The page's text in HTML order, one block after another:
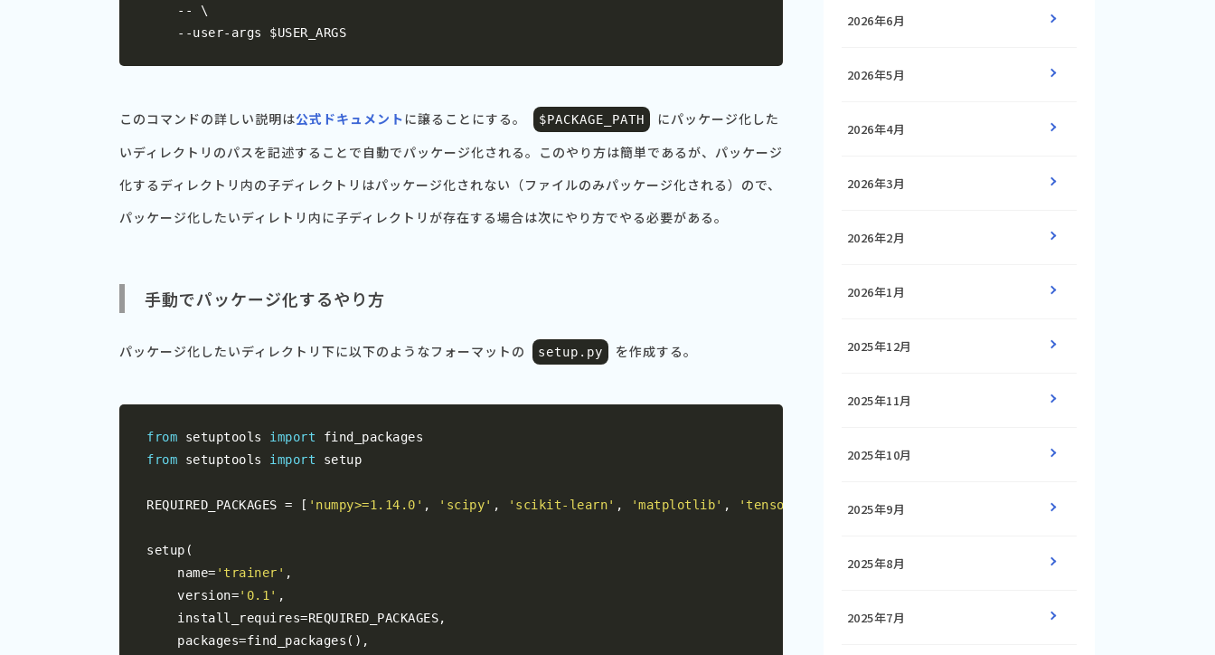
--
\
--user- args $USER_ARGS
このコマンドの詳しい説明は公式ドキュメントに譲ることにする。 $PACKAGE_PATH
にパッケージ化した
いディレクトリのパスを記述することで自動でパッケージ化される。このやり方は簡単であるが、パッケージ
化するディレクトリ内の子ディレクトリはパッケージ化されない（ファイルのみパッケージ化される）ので、
パッケージ化したいディレトリ内に子ディレクトリが存在する場合は次にやり方でやる必要がある。
手動でパッケージ化するやり方
パッケージ化したいディレクトリ下に以下のようなフォーマットの setup . py を作成する。
from setuptools import
from setuptools import setup
REQUIRED_PACKAGES = [ 'numpy>=1.14.0' , 'scipy' , 'scikit-learn' , 'matplotlib' , 'tensorflow>=1.7.0', 'bandmat>=0.5' 'theano>=1.0.1'
setup (
    name
= 'trainer' ,
    version
='0.1' ,
    install_requires
=REQUIRED_PACKAGES,
    packages
=find_packages (),
2026年6月
2026年5月
2026年4月
2026年3月
2026年2月
2026年1月
2025年12月
2025年11月
2025年10月
2025年9月
2025年8月
2025年7月